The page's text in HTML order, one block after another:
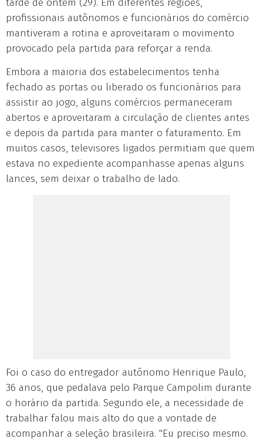
tarde de ontem (29). Em diferentes regiões,
profissionais autônomos e funcionários do comércio
mantiveram a rotina e aproveitaram o movimento
provocado pela partida para reforçar a renda.
Embora a maioria dos estabelecimentos tenha
fechado as portas ou liberado os funcionários para
assistir ao jogo, alguns comércios permaneceram
abertos e aproveitaram a circulação de clientes antes
e depois da partida para manter o faturamento. Em
muitos casos, televisores ligados permitiam que quem
estava no expediente acompanhasse apenas alguns
lances, sem deixar o trabalho de lado.
Foi o caso do entregador autônomo Henrique Paulo,
36 anos, que pedalava pelo Parque Campolim durante
o horário da partida. Segundo ele, a necessidade de
trabalhar falou mais alto do que a vontade de
acompanhar a seleção brasileira. "Eu preciso mesmo.